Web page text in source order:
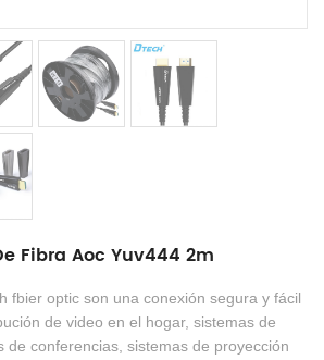
Fibra Aoc Yuv444 2m
fbier optic son una conexión segura y fácil
de video en el hogar, sistemas de
de conferencias, sistemas de proyección